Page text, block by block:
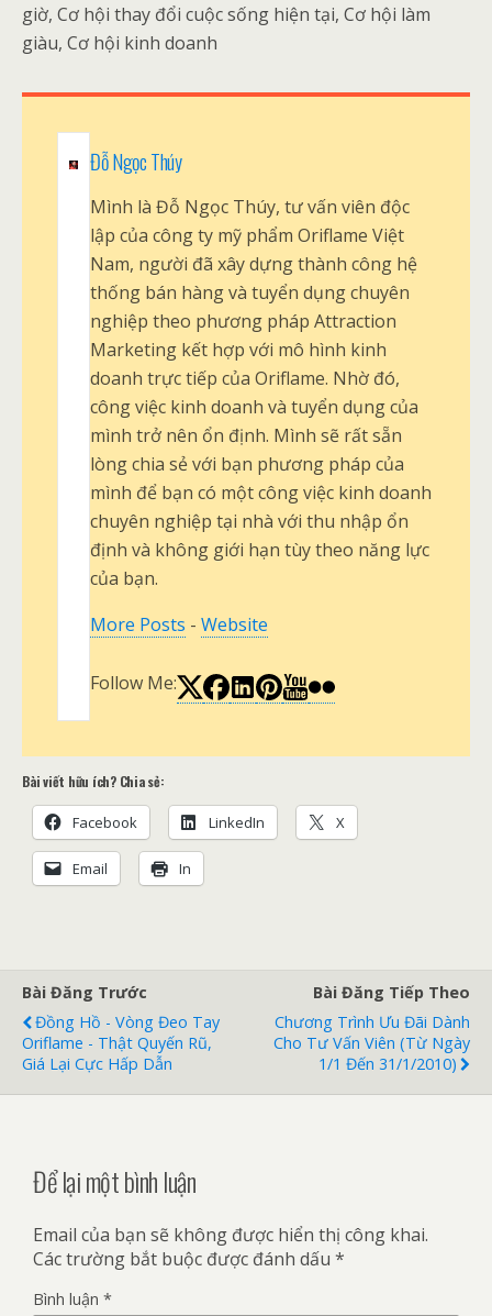
giờ, Cơ hội thay đổi cuộc sống hiện tại, Cơ hội làm
giàu, Cơ hội kinh doanh
Đỗ Ngọc Thúy
Mình là Đỗ Ngọc Thúy, tư vấn viên độc
lập của công ty mỹ phẩm Oriflame Việt
Nam, người đã xây dựng thành công hệ
thống bán hàng và tuyển dụng chuyên
nghiệp theo phương pháp Attraction
Marketing kết hợp với mô hình kinh
doanh trực tiếp của Oriflame. Nhờ đó,
công việc kinh doanh và tuyển dụng của
mình trở nên ổn định. Mình sẽ rất sẵn
lòng chia sẻ với bạn phương pháp của
mình để bạn có một công việc kinh doanh
chuyên nghiệp tại nhà với thu nhập ổn
định và không giới hạn tùy theo năng lực
của bạn.
More Posts -Website
Follow Me:
Bài viết hữu ích? Chia sẻ:
Facebook LinkedIn X
Email In
Bài Đăng Trước
Đồng Hồ - Vòng Đeo Tay
Oriflame - Thật Quyến Rũ,
Giá Lại Cực Hấp Dẫn
Bài Đăng Tiếp Theo
Chương Trình Ưu Đãi Dành
Cho Tư Vấn Viên (từ Ngày
1/1 Đến 31/1/2010)
Để lại một bình luận
Email của bạn sẽ không được hiển thị công khai.
Các trường bắt buộc được đánh dấu *
Bình luận *